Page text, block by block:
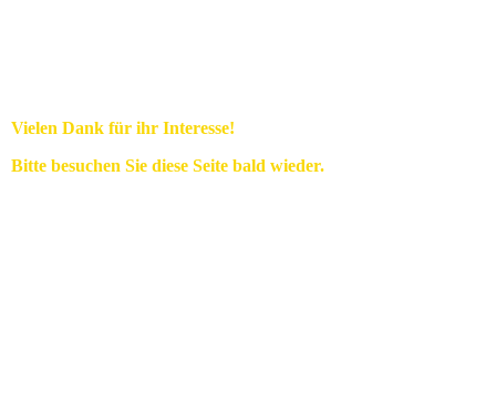
Vielen Dank für ihr Interesse!
Bitte besuchen Sie diese Seite bald wieder.